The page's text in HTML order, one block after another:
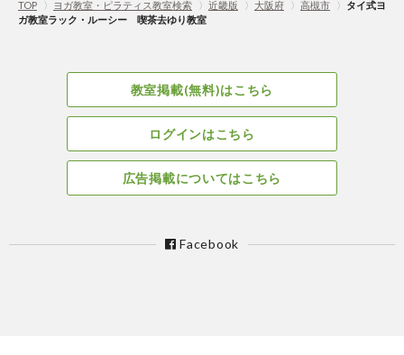
TOP 〉 ヨガ教室・ピラティス教室検索 〉 近畿版 〉 大阪府 〉 高槻市 〉 タイ式ヨ
ガ教室ラック・ルーシー 喫茶去ゆり教室
教室掲載(無料)はこちら
ログインはこちら
広告掲載についてはこちら
Facebook